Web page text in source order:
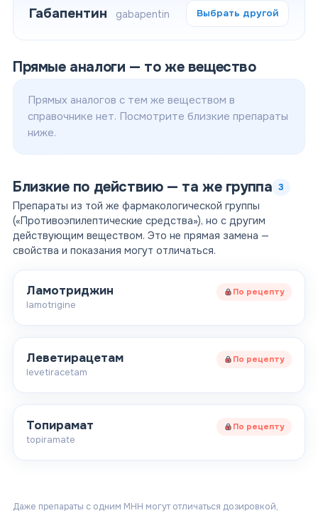
Габапентин gabapentin Выбрать другой
Прямые аналоги — то же вещество
Прямых аналогов с тем же веществом в
справочнике нет. Посмотрите близкие препараты
ниже.
Близкие по действию — та же группа 3
Препараты из той же фармакологической группы
(«Противоэпилептические средства»), но с другим
действующим веществом. Это не прямая замена —
свойства и показания могут отличаться.
Ламотриджин По рецепту
lamotrigine
Леветирацетам По рецепту
levetiracetam
Топирамат По рецепту
topiramate
Даже препараты с одним МНН могут отличаться дозировкой,